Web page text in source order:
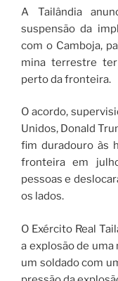
A Tailândia
suspensão da
com o Camboja,
mina terrestre
perto da fronteira.
O acordo,
Unidos, Donald
fim duradouro às
fronteira em
pessoas e
os lados.
O Exército Real
a explosão de
um soldado com